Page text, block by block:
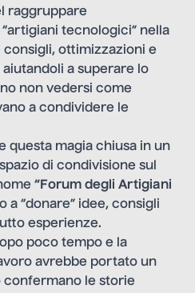
raggruppare
tecnologici” nella
consigli, ottimizzazioni e
a superare lo
non vedersi come
a condividere le
questa magia chiusa in un
di condivisione sul
“Forum degli Artigiani
a “donare” idee, consigli
esperienze.
poco tempo e la
avrebbe portato un
confermano le storie